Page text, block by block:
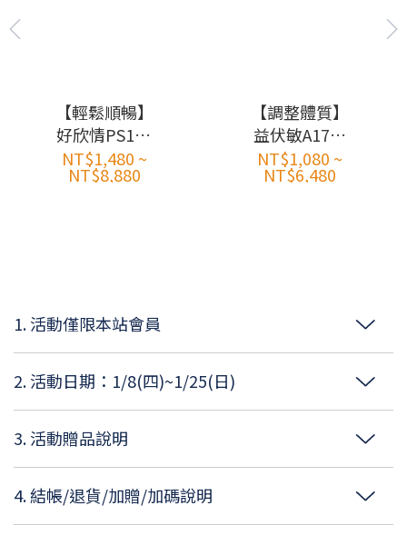
【輕鬆順暢】
好欣情PS128
快樂益生菌
(30入/盒)
NT$1,480 ~
NT$8,880
【調整體質】
益伏敏A17調
理益生菌 (30
入/盒)
NT$1,080 ~
NT$6,480
1. 活動僅限本站會員
2. 活動日期：1/8(四)~1/25(日)
3. 活動贈品說明
4. 結帳/退貨/加贈/加碼說明